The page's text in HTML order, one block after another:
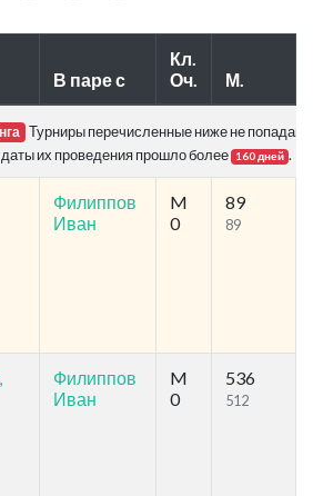
В паре с
Кл.
Оч.
М.
Турниры перечисленные ниже не попадают
даты их проведения прошло более 160 дней .
Филиппов
Иван
M
0
89
89
Филиппов
Иван
M
0
536
512